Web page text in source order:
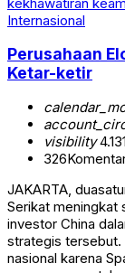
Internasional
Perusahaan
Ketar-ketir
visibility4.131
326
JAKARTA,
Serikat meningkat
investor China
strategis tersebut.
nasional karena